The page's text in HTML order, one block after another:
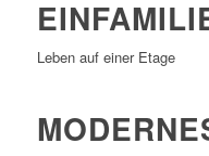
Leben auf einer Etage